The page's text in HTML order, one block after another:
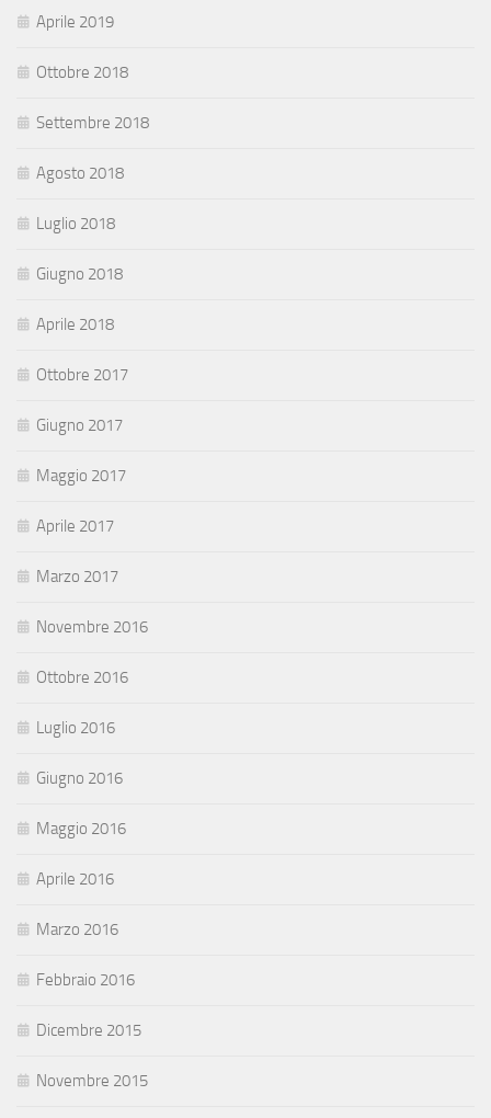
Aprile 2019
Ottobre 2018
Settembre 2018
Agosto 2018
Luglio 2018
Giugno 2018
Aprile 2018
Ottobre 2017
Giugno 2017
Maggio 2017
Aprile 2017
Marzo 2017
Novembre 2016
Ottobre 2016
Luglio 2016
Giugno 2016
Maggio 2016
Aprile 2016
Marzo 2016
Febbraio 2016
Dicembre 2015
Novembre 2015